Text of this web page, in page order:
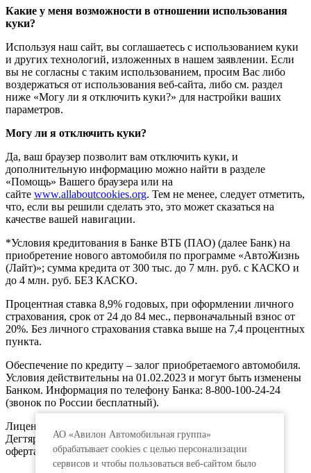
АО «Авилон Автомобильная группа»
обрабатывает cookies с целью персонализации
сервисов и чтобы пользоваться веб-сайтом было
Какие у меня возможности в отношении использования
куки?
Используя наш сайт, вы соглашаетесь с использованием куки
и других технологий, изложенных в нашем заявлении. Если
вы не согласны с таким использованием, просим Вас либо
воздержаться от использования веб-сайта, либо см. раздел
ниже «Могу ли я отключить куки?» для настройки ваших
параметров.
Могу ли я отключить куки?
Да, ваш браузер позволит вам отключить куки, и
дополнительную информацию можно найти в разделе
«Помощь» Вашего браузера или на
сайте www.allaboutcookies.org. Тем не менее, следует отметить,
что, если вы решили сделать это, это может сказаться на
качестве вашей навигации.
*Условия кредитования в Банке ВТБ (ПАО) (далее Банк) на
приобретение нового автомобиля по программе «АвтоЖизнь
(Лайт)»; сумма кредита от 300 тыс. до 7 млн. руб. с КАСКО и
до 4 млн. руб. БЕЗ КАСКО.
Процентная ставка 8,9% годовых, при оформлении личного
страхования, срок от 24 до 84 мес., первоначальный взнос от
20%. Без личного страхования ставка выше на 7,4 процентных
пункта.
Обеспечение по кредиту – залог приобретаемого автомобиля.
Условия действительны на 01.02.2023 и могут быть изменены
Банком. Информация по телефону Банка: 8-800-100-24-24
(звонок по России бесплатный).
Лицензия ЦБ РФ № 1000, 191144, г. Санкт-Петербург,
Дегтярный пер., д.11, лит.А. www.vtb.ru. Реклама 0+. Не
оферта.